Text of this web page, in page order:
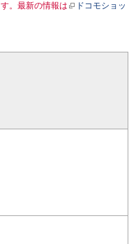
。最新の情報は
ドコモショッ